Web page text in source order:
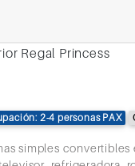
2-4 personas PAX
simples convertibles